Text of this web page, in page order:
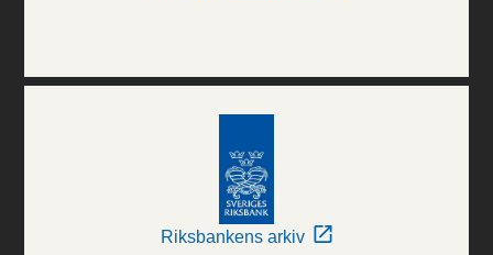
Riksbankens arkiv